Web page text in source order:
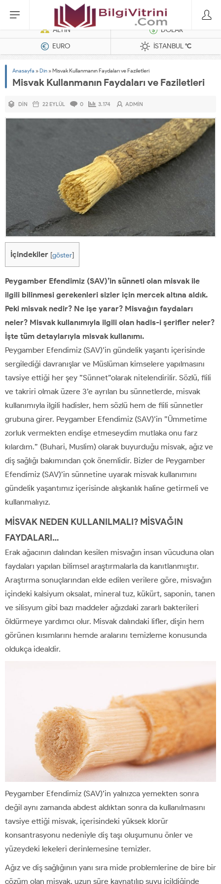
Dizel Jeneratörler
ALTIN
DOLAR
EURO
İSTANBUL°C
Anasayfa »Din »Misvak Kullanmanın Faydaları ve Faziletleri
Misvak Kullanmanın Faydaları ve Faziletleri
DIN 22 EYLÜL 0 3.174 ADMIN
İçindekiler [göster]
Peygamber Efendimiz (SAV)’in sünneti olan misvak ile
ilgili bilinmesi gerekenleri sizler için mercek altına aldık.
Peki misvak nedir? Ne işe yarar? Misvağın faydaları
neler? Misvak kullanımıyla ilgili olan hadis-i şerifler neler?
İşte tüm detaylarıyla misvak kullanımı.
Peygamber Efendimiz (SAV)’in gündelik yaşantı içerisinde
sergilediği davranışlar ve Müslüman kimselere yapılmasını
tavsiye ettiği her şey ”Sünnet”olarak nitelendirilir. Sözlü, fiili
ve takriri olmak üzere 3’e ayrılan bu sünnetlerde, misvak
kullanımıyla ilgili hadisler, hem sözlü hem de fiili sünnetler
grubuna girer. Peygamber Efendimiz (SAV)’in ”Ümmetime
zorluk vermekten endişe etmeseydim mutlaka onu farz
kılardım.” (Buhari, Muslim) olarak buyurduğu misvak, ağız ve
diş sağlığı bakımından çok önemlidir. Bizler de Peygamber
Efendimiz (SAV)’in sünnetine uyarak misvak kullanımını
gündelik yaşantımız içerisinde alışkanlık haline getirmeli ve
kullanmalıyız.
MİSVAK NEDEN KULLANILMALI? MİSVAĞIN
FAYDALARI…
Erak ağacının dalından kesilen misvağın insan vücuduna olan
faydaları yapılan bilimsel araştırmalarla da kanıtlanmıştır.
Araştırma sonuçlarından elde edilen verilere göre, misvağın
içindeki kalsiyum oksalat, mineral tuz, kükürt, saponin, tanen
ve silisyum gibi bazı maddeler ağızdaki zararlı bakterileri
öldürmeye yardımcı olur. Misvak dalındaki lifler, dişin hem
görünen kısımlarını hemde aralarını temizleme konusunda
oldukça idealdir.
Peygamber Efendimiz (SAV)’in yalnızca yemekten sonra
değil aynı zamanda abdest aldıktan sonra da kullanılmasını
tavsiye ettiği misvak, içerisindeki yüksek klorür
konsantrasyonu nedeniyle diş taşı oluşumunu önler ve
yüzeydeki lekeleri derinlemesine temizler.
Ağız ve diş sağlığının yanı sıra mide problemlerine de bire bir
çözüm olan misvak, uzun süre kaynatılıp suyu içildiğinde